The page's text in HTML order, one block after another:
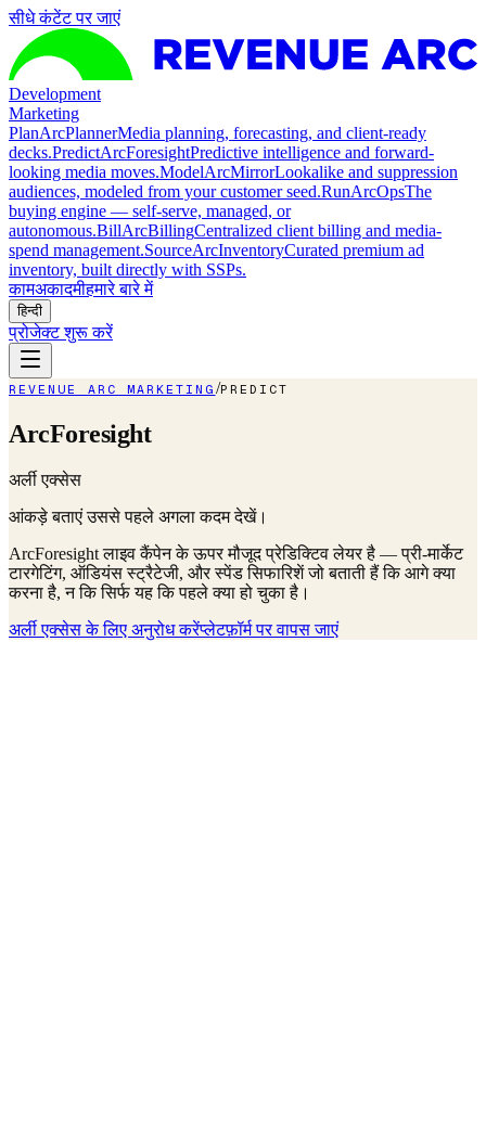
सीधे कंटेंट पर जाएं
Development
Marketing
PlanArcPlannerMedia planning, forecasting, and client-ready
decks.PredictArcForesightPredictive intelligence and forward-
looking media moves.ModelArcMirrorLookalike and suppression
audiences, modeled from your customer seed.RunArcOpsThe
buying engine — self-serve, managed, or
autonomous.BillArcBillingCentralized client billing and media-
spend management.SourceArcInventoryCurated premium ad
inventory, built directly with SSPs.
कामअकादमीहमारे बारे में
हिन्दी
प्रोजेक्ट शुरू करें
REVENUE ARC MARKETING /PREDICT
ArcForesight
अर्ली एक्सेस
आंकड़े बताएं उससे पहले अगला कदम देखें।
ArcForesight लाइव कैंपेन के ऊपर मौजूद प्रेडिक्टिव लेयर है — प्री-मार्केट
टारगेटिंग, ऑडियंस स्ट्रैटेजी, और स्पेंड सिफारिशें जो बताती हैं कि आगे क्या
करना है, न कि सिर्फ यह कि पहले क्या हो चुका है।
अर्ली एक्सेस के लिए अनुरोध करेंप्लेटफ़ॉर्म पर वापस जाएं